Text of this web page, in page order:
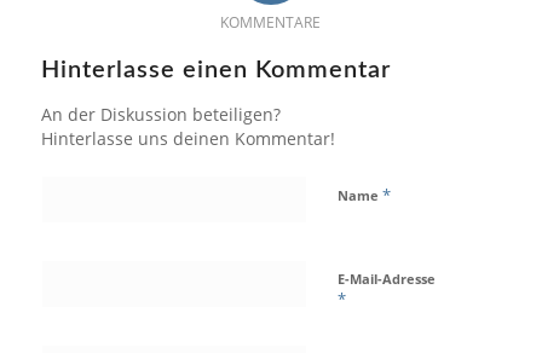
KOMMENTARE
Hinterlasse einen Kommentar
An der Diskussion beteiligen?
Hinterlasse uns deinen Kommentar!
Name *
E-Mail-Adresse
*